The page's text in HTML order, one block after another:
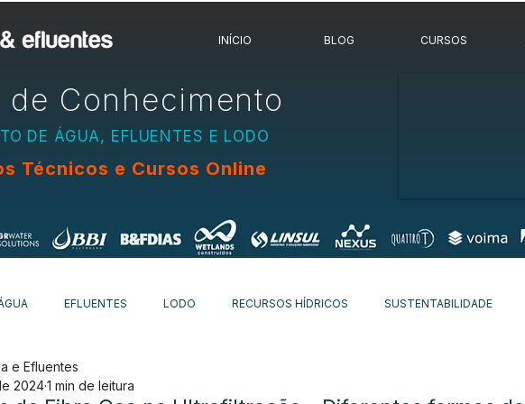
INÍCIO BLOG CURSOS
de Conhecimento
DE ÁGUA, EFLUENTES E LODO
Técnicos e Cursos Online
EFLUENTES LODO RECURSOS HÍDRICOS SUSTENTABILIDADE
CURSOS
e Efluentes
20241 min de leitura